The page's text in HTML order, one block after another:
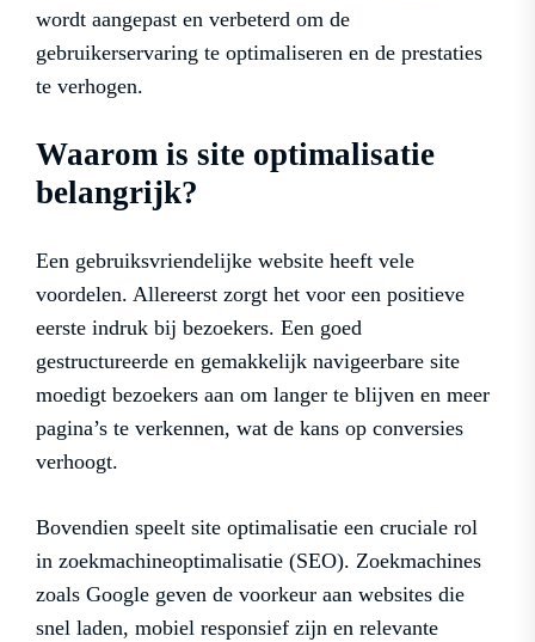
wordt aangepast en verbeterd om de
gebruikerservaring te optimaliseren en de prestaties
te verhogen.
Waarom is site optimalisatie
belangrijk?
Een gebruiksvriendelijke website heeft vele
voordelen. Allereerst zorgt het voor een positieve
eerste indruk bij bezoekers. Een goed
gestructureerde en gemakkelijk navigeerbare site
moedigt bezoekers aan om langer te blijven en meer
pagina’s te verkennen, wat de kans op conversies
verhoogt.
Bovendien speelt site optimalisatie een cruciale rol
in zoekmachineoptimalisatie (SEO). Zoekmachines
zoals Google geven de voorkeur aan websites die
snel laden, mobiel responsief zijn en relevante